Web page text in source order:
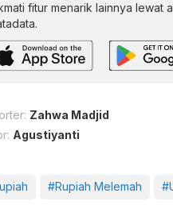
fitur menarik lainnya lewat
Zahwa Madjid
Agustiyanti
#Rupiah Melemah